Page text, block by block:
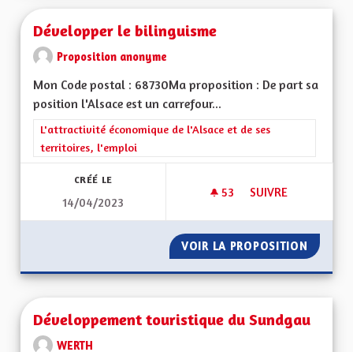
Développer le bilinguisme
Proposition anonyme
Mon Code postal : 68730Ma proposition : De part sa
position l'Alsace est un carrefour...
Filtrer les résultats de la catégorie : L'attractivité
L'attractivité économique de l'Alsace et de ses
territoires, l'emploi
CRÉÉ LE
14/04/2023
53 53 ABONNÉS
SUIVRE
VOIR LA PROPOSITION
Développement touristique du Sundgau
WERTH